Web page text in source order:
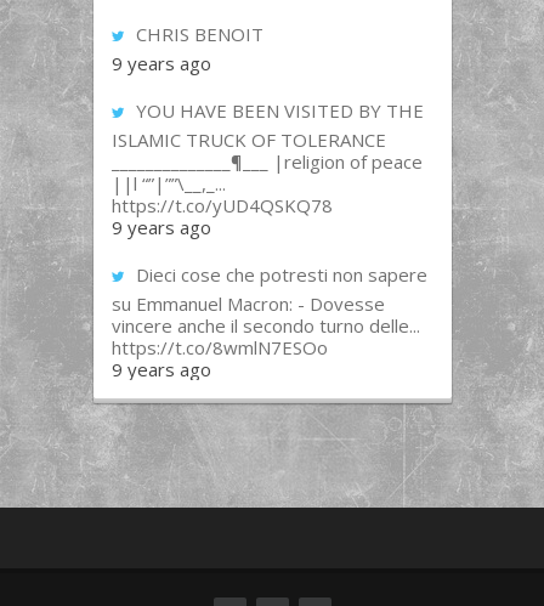
CHRIS BENOIT
9 years ago
YOU HAVE BEEN VISITED BY THE
ISLAMIC TRUCK OF TOLERANCE
______________¶___ |religion of peace
||l “”|””\__,_...
https://t.co/yUD4QSKQ78
9 years ago
Dieci cose che potresti non sapere
su Emmanuel Macron: - Dovesse
vincere anche il secondo turno delle...
https://t.co/8wmlN7ESOo
9 years ago